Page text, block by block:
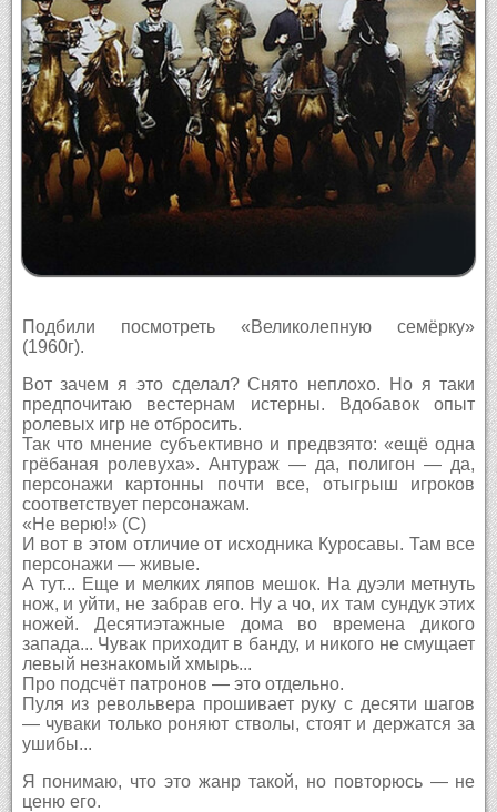
Подбили посмотреть «Великолепную семёрку»
(1960г).
Вот зачем я это сделал? Снято неплохо. Но я таки
предпочитаю вестернам истерны. Вдобавок опыт
ролевых игр не отбросить.
Так что мнение субъективно и предвзято: «ещё одна
грёбаная ролевуха». Антураж — да, полигон — да,
персонажи картонны почти все, отыгрыш игроков
соответствует персонажам.
«Не верю!» (С)
И вот в этом отличие от исходника Куросавы. Там все
персонажи — живые.
А тут... Еще и мелких ляпов мешок. На дуэли метнуть
нож, и уйти, не забрав его. Ну а чо, их там сундук этих
ножей. Десятиэтажные дома во времена дикого
запада... Чувак приходит в банду, и никого не смущает
левый незнакомый хмырь...
Про подсчёт патронов — это отдельно.
Пуля из револьвера прошивает руку с десяти шагов
— чуваки только роняют стволы, стоят и держатся за
ушибы...
Я понимаю, что это жанр такой, но повторюсь — не
ценю его.